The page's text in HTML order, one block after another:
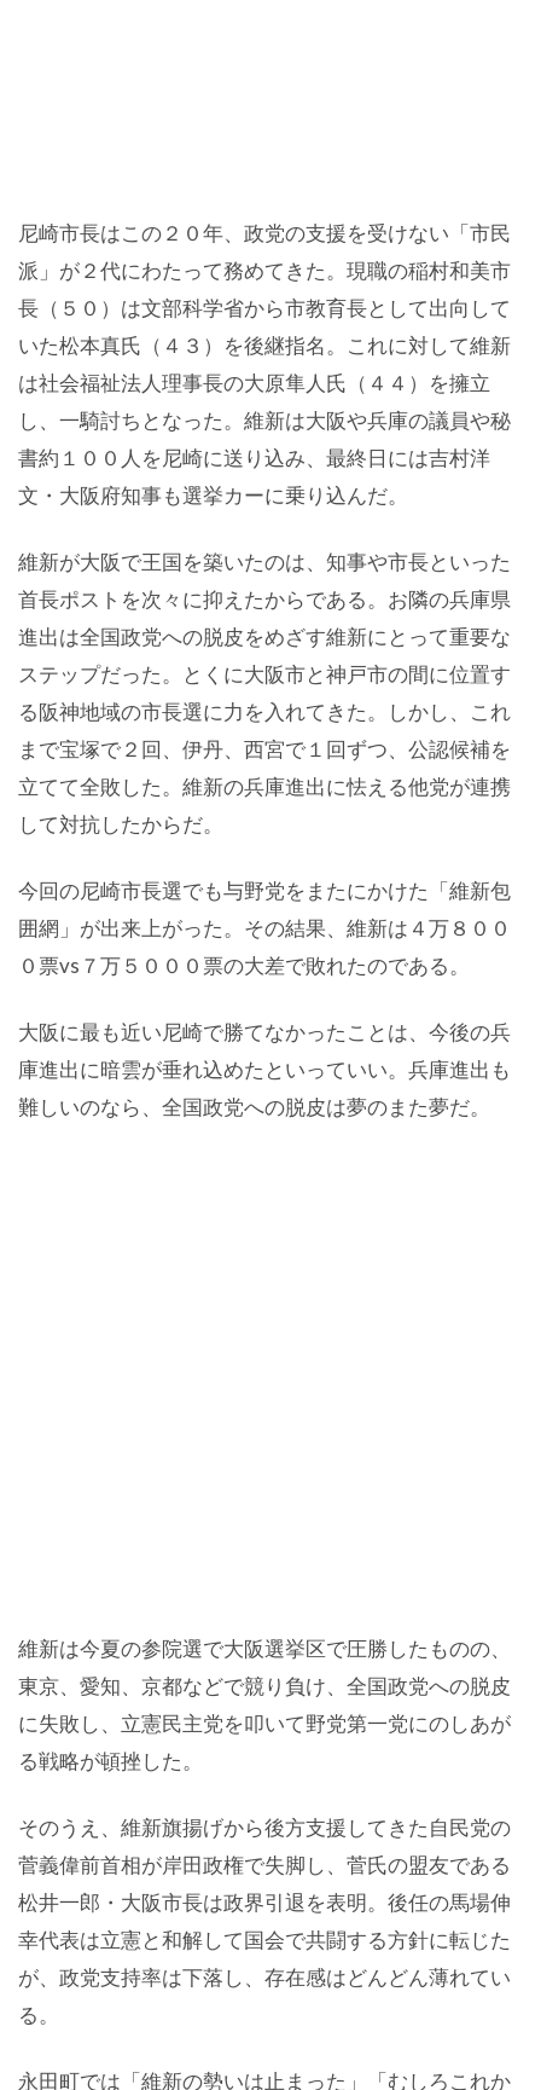
尼崎市長はこの２０年、政党の支援を受けない「市民
派」が２代にわたって務めてきた。現職の稲村和美市
長（５０）は文部科学省から市教育長として出向して
いた松本真氏（４３）を後継指名。これに対して維新
は社会福祉法人理事長の大原隼人氏（４４）を擁立
し、一騎討ちとなった。維新は大阪や兵庫の議員や秘
書約１００人を尼崎に送り込み、最終日には吉村洋
文・大阪府知事も選挙カーに乗り込んだ。
維新が大阪で王国を築いたのは、知事や市長といった
首長ポストを次々に抑えたからである。お隣の兵庫県
進出は全国政党への脱皮をめざす維新にとって重要な
ステップだった。とくに大阪市と神戸市の間に位置す
る阪神地域の市長選に力を入れてきた。しかし、これ
まで宝塚で２回、伊丹、西宮で１回ずつ、公認候補を
立てて全敗した。維新の兵庫進出に怯える他党が連携
して対抗したからだ。
今回の尼崎市長選でも与野党をまたにかけた「維新包
囲網」が出来上がった。その結果、維新は４万８００
０票vs７万５０００票の大差で敗れたのである。
大阪に最も近い尼崎で勝てなかったことは、今後の兵
庫進出に暗雲が垂れ込めたといっていい。兵庫進出も
難しいのなら、全国政党への脱皮は夢のまた夢だ。
維新は今夏の参院選で大阪選挙区で圧勝したものの、
東京、愛知、京都などで競り負け、全国政党への脱皮
に失敗し、立憲民主党を叩いて野党第一党にのしあが
る戦略が頓挫した。
そのうえ、維新旗揚げから後方支援してきた自民党の
菅義偉前首相が岸田政権で失脚し、菅氏の盟友である
松井一郎・大阪市長は政界引退を表明。後任の馬場伸
幸代表は立憲と和解して国会で共闘する方針に転じた
が、政党支持率は下落し、存在感はどんどん薄れてい
る。
永田町では「維新の勢いは止まった」「むしろこれか